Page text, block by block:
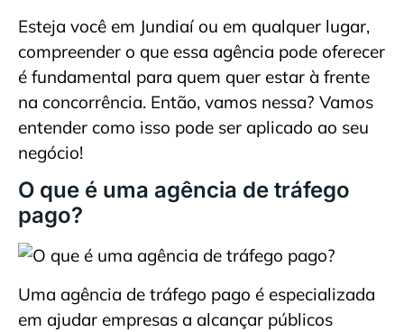
Esteja você em Jundiaí ou em qualquer lugar,
compreender o que essa agência pode oferecer
é fundamental para quem quer estar à frente
na concorrência. Então, vamos nessa? Vamos
entender como isso pode ser aplicado ao seu
negócio!
O que é uma agência de tráfego
pago?
Uma agência de tráfego pago é especializada
em ajudar empresas a alcançar públicos